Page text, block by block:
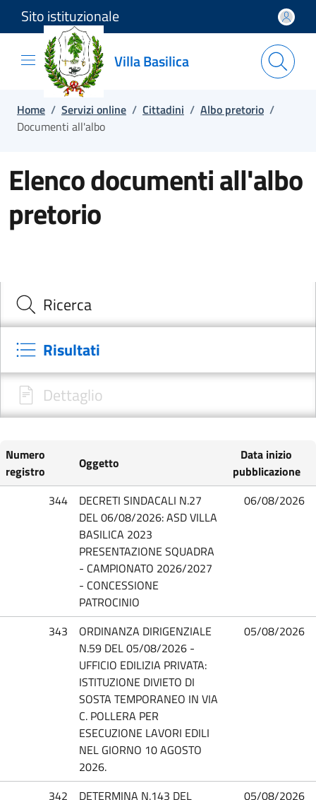
Salta e vai al contenuto
Salta e vai al footer
Sito istituzionale
Villa Basilica
Home / Servizi online / Cittadini / Albo pretorio /
Documenti all'albo
Elenco documenti all'albo
pretorio
Ricerca
Risultati
Dettaglio
Numero
registro
Oggetto
Data inizio
pubblicazione
344
DECRETI SINDACALI N.27
DEL 06/08/2026: ASD VILLA
BASILICA 2023
PRESENTAZIONE SQUADRA
- CAMPIONATO 2026/2027
- CONCESSIONE
PATROCINIO
06/08/2026
343
ORDINANZA DIRIGENZIALE
N.59 DEL 05/08/2026 -
UFFICIO EDILIZIA PRIVATA:
ISTITUZIONE DIVIETO DI
SOSTA TEMPORANEO IN VIA
C. POLLERA PER
ESECUZIONE LAVORI EDILI
NEL GIORNO 10 AGOSTO
2026.
05/08/2026
342
DETERMINA N.143 DEL
05/08/2026